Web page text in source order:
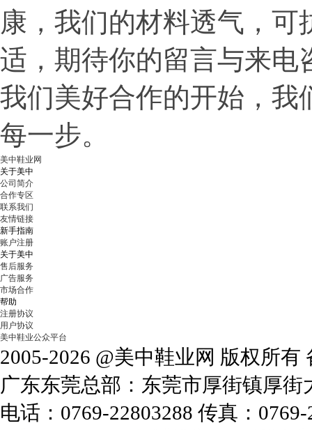
康，我们的材料透气，
适，期待你的留言与来电
我们美好合作的开始，我
每一步。
美中鞋业网
关于美中
公司简介
合作专区
联系我们
友情链接
新手指南
账户注册
关于美中
售后服务
广告服务
市场合作
帮助
注册协议
用户协议
美中鞋业公众平台
2005-2026 @美中鞋业网 版权所有
广东东莞总部：东莞市厚街镇厚
电话：0769-22803288 传真：0769-